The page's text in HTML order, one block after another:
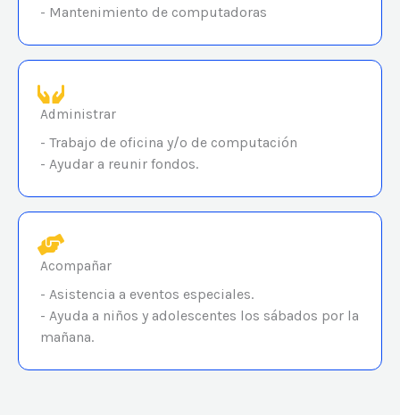
- Mantenimiento de computadoras
Administrar
- Trabajo de oficina y/o de computación
- Ayudar a reunir fondos.
Acompañar
- Asistencia a eventos especiales.
- Ayuda a niños y adolescentes los sábados por la
mañana.